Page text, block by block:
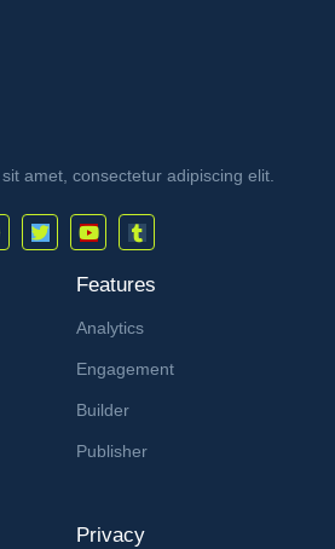
amet, consectetur adipiscing elit.
Features
Analytics
Engagement
Builder
Publisher
Privacy